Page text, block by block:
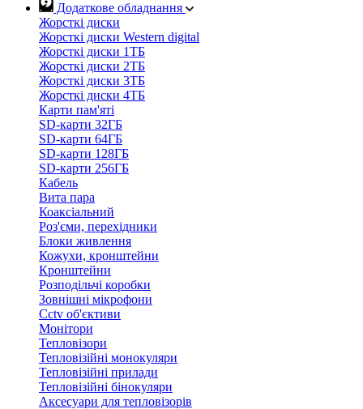
Додаткове обладнання
Жорсткі диски
Жорсткі диски Western digital
Жорсткі диски 1ТБ
Жорсткі диски 2ТБ
Жорсткі диски 3ТБ
Жорсткі диски 4ТБ
Карти пам'яті
SD-карти 32ГБ
SD-карти 64ГБ
SD-карти 128ГБ
SD-карти 256ГБ
Кабель
Вита пара
Коаксіальний
Роз'єми, перехідники
Блоки живлення
Кожухи, кронштейни
Кронштейни
Розподільчі коробки
Зовнішні мікрофони
Cctv об'єктиви
Монітори
Тепловізори
Тепловізійні монокуляри
Тепловізійні прилади
Тепловізійні бінокуляри
Аксесуари для тепловізорів